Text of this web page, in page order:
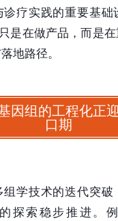
诊疗实践的重要基础
是在做产品，而是
地路径。
因组的工程化正
口期
学技术的迭代突破
探索稳步推进。